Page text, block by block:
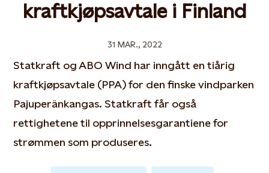
kraftkjøpsavtale i Finland
31 MAR., 2022
Statkraft og ABO Wind har inngått en tiårig
kraftkjøpsavtale (PPA) for den finske vindparken
Pajuperänkangas. Statkraft får også
rettighetene til opprinnelsesgarantiene for
strømmen som produseres.